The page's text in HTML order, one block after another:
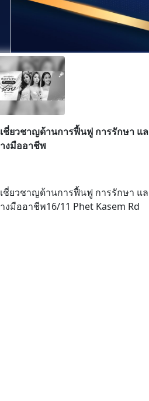
ยวชาญด้านการฟื้นฟู การรักษา แ
งมืออาชีพ
ยวชาญด้านการฟื้นฟู การรักษา แ
มืออาชีพ16/11 Phet Kasem Rd